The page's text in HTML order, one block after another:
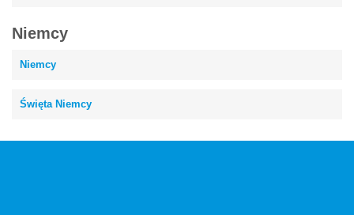
Niemcy
Niemcy
Święta Niemcy